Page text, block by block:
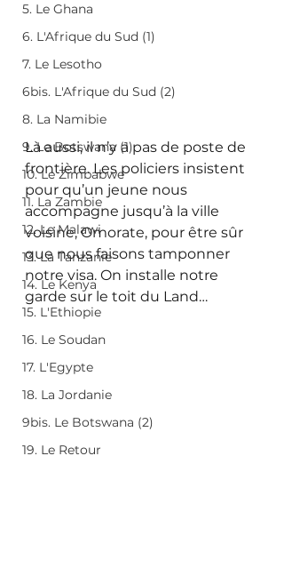
5. Le Ghana
6. L'Afrique du Sud (1)
7. Le Lesotho
6bis. L'Afrique du Sud (2)
8. La Namibie
9. Le Botswana (1)
10. Le Zimbabwe
11. La Zambie
12. Le Malawi
13. La Tanzanie
14. Le Kenya
15. L'Ethiopie
16. Le Soudan
17. L'Egypte
18. La Jordanie
9bis. Le Botswana (2)
19. Le Retour
Là aussi, il n’y a pas de poste de
frontière. Les policiers insistent
pour qu’un jeune nous
accompagne jusqu’à la ville
voisine, Omorate, pour être sûr
que nous faisons tamponner
notre visa. On installe notre
garde sur le toit du Land…